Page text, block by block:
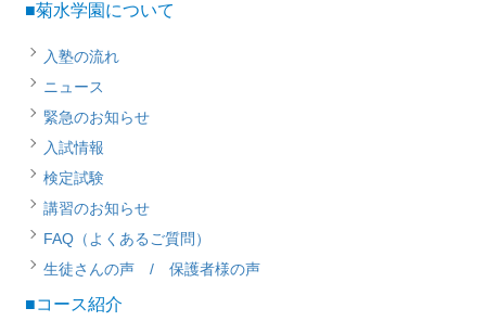
■菊水学園について
入塾の流れ
ニュース
緊急のお知らせ
入試情報
検定試験
講習のお知らせ
FAQ（よくあるご質問）
生徒さんの声 / 保護者様の声
■コース紹介